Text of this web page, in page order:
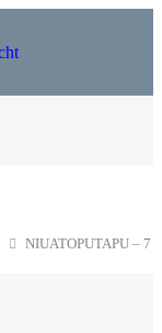
NIUATOPUTAPU – 7